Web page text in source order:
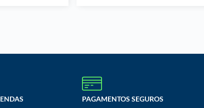
PAGAMENTOS SEGUROS